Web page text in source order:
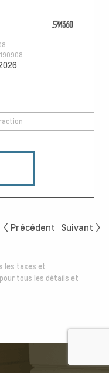
Précédent Suivant
les taxes et
tous les détails et